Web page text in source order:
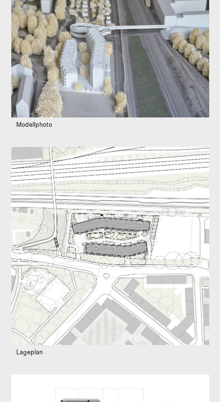
Modellphoto
Lageplan